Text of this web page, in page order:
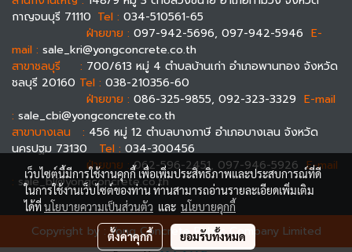
กาญจนบุรี 71110 Tel : 034-510561-65
ฝ่ายขาย : 097-942-5696, 097-942-5946 E-
mail : sale_kri@yongconcrete.co.th
สาขาชลบุรี : 700/613 หมู่ 4 ตำบลบ้านเก่า อำเภอพานทอง จังหวัด
ชลบุรี 20160 Tel : 038-210356-60
ฝ่ายขาย : 086-325-9855, 092-323-3329 E-mail
: sale_cbi@yongconcrete.co.th
สาขาบางเลน : 456 หมู่ 12 ตำบลบางภาษี อำเภอบางเลน จังหวัด
นครปฐม 73130 Tel : 034-300456
ฝ่ายขาย : 062-596-2451, 097-946-5926E-mail
: sale_bl@yongconcrete.co.th
Copyright by : Yong Concrete Public Company Limited
เว็บไซต์นี้มีการใช้งานคุกกี้ เพื่อเพิ่มประสิทธิภาพและประสบการณ์ที่ดี
ในการใช้งานเว็บไซต์ของท่าน ท่านสามารถอ่านรายละเอียดเพิ่มเติม
ได้ที่นโยบายความเป็นส่วนตัว และ นโยบายคุกกี้
ตั้งค่าคุกกี้ ยอมรับทั้งหมด